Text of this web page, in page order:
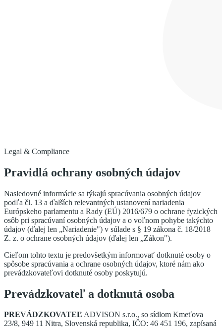
Legal & Compliance
Pravidlá ochrany osobných údajov
Nasledovné informácie sa týkajú spracúvania osobných údajov
podľa čl. 13 a ďalších relevantných ustanovení nariadenia
Európskeho parlamentu a Rady (EÚ) 2016/679 o ochrane fyzických
osôb pri spracúvaní osobných údajov a o voľnom pohybe takýchto
údajov (ďalej len „Nariadenie") v súlade s § 19 zákona č. 18/2018
Z. z. o ochrane osobných údajov (ďalej len „Zákon").
Cieľom tohto textu je predovšetkým informovať dotknuté osoby o
spôsobe spracúvania a ochrane osobných údajov, ktoré nám ako
prevádzkovateľovi dotknuté osoby poskytujú.
Prevádzkovateľ a dotknutá osoba
PREVÁDZKOVATEĽ ADVISON s.r.o., so sídlom Kmeťova
23/8, 949 11 Nitra, Slovenská republika, IČO: 46 451 196, zapísaná